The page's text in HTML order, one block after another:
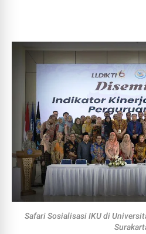
Safari Sosialisasi IKU di